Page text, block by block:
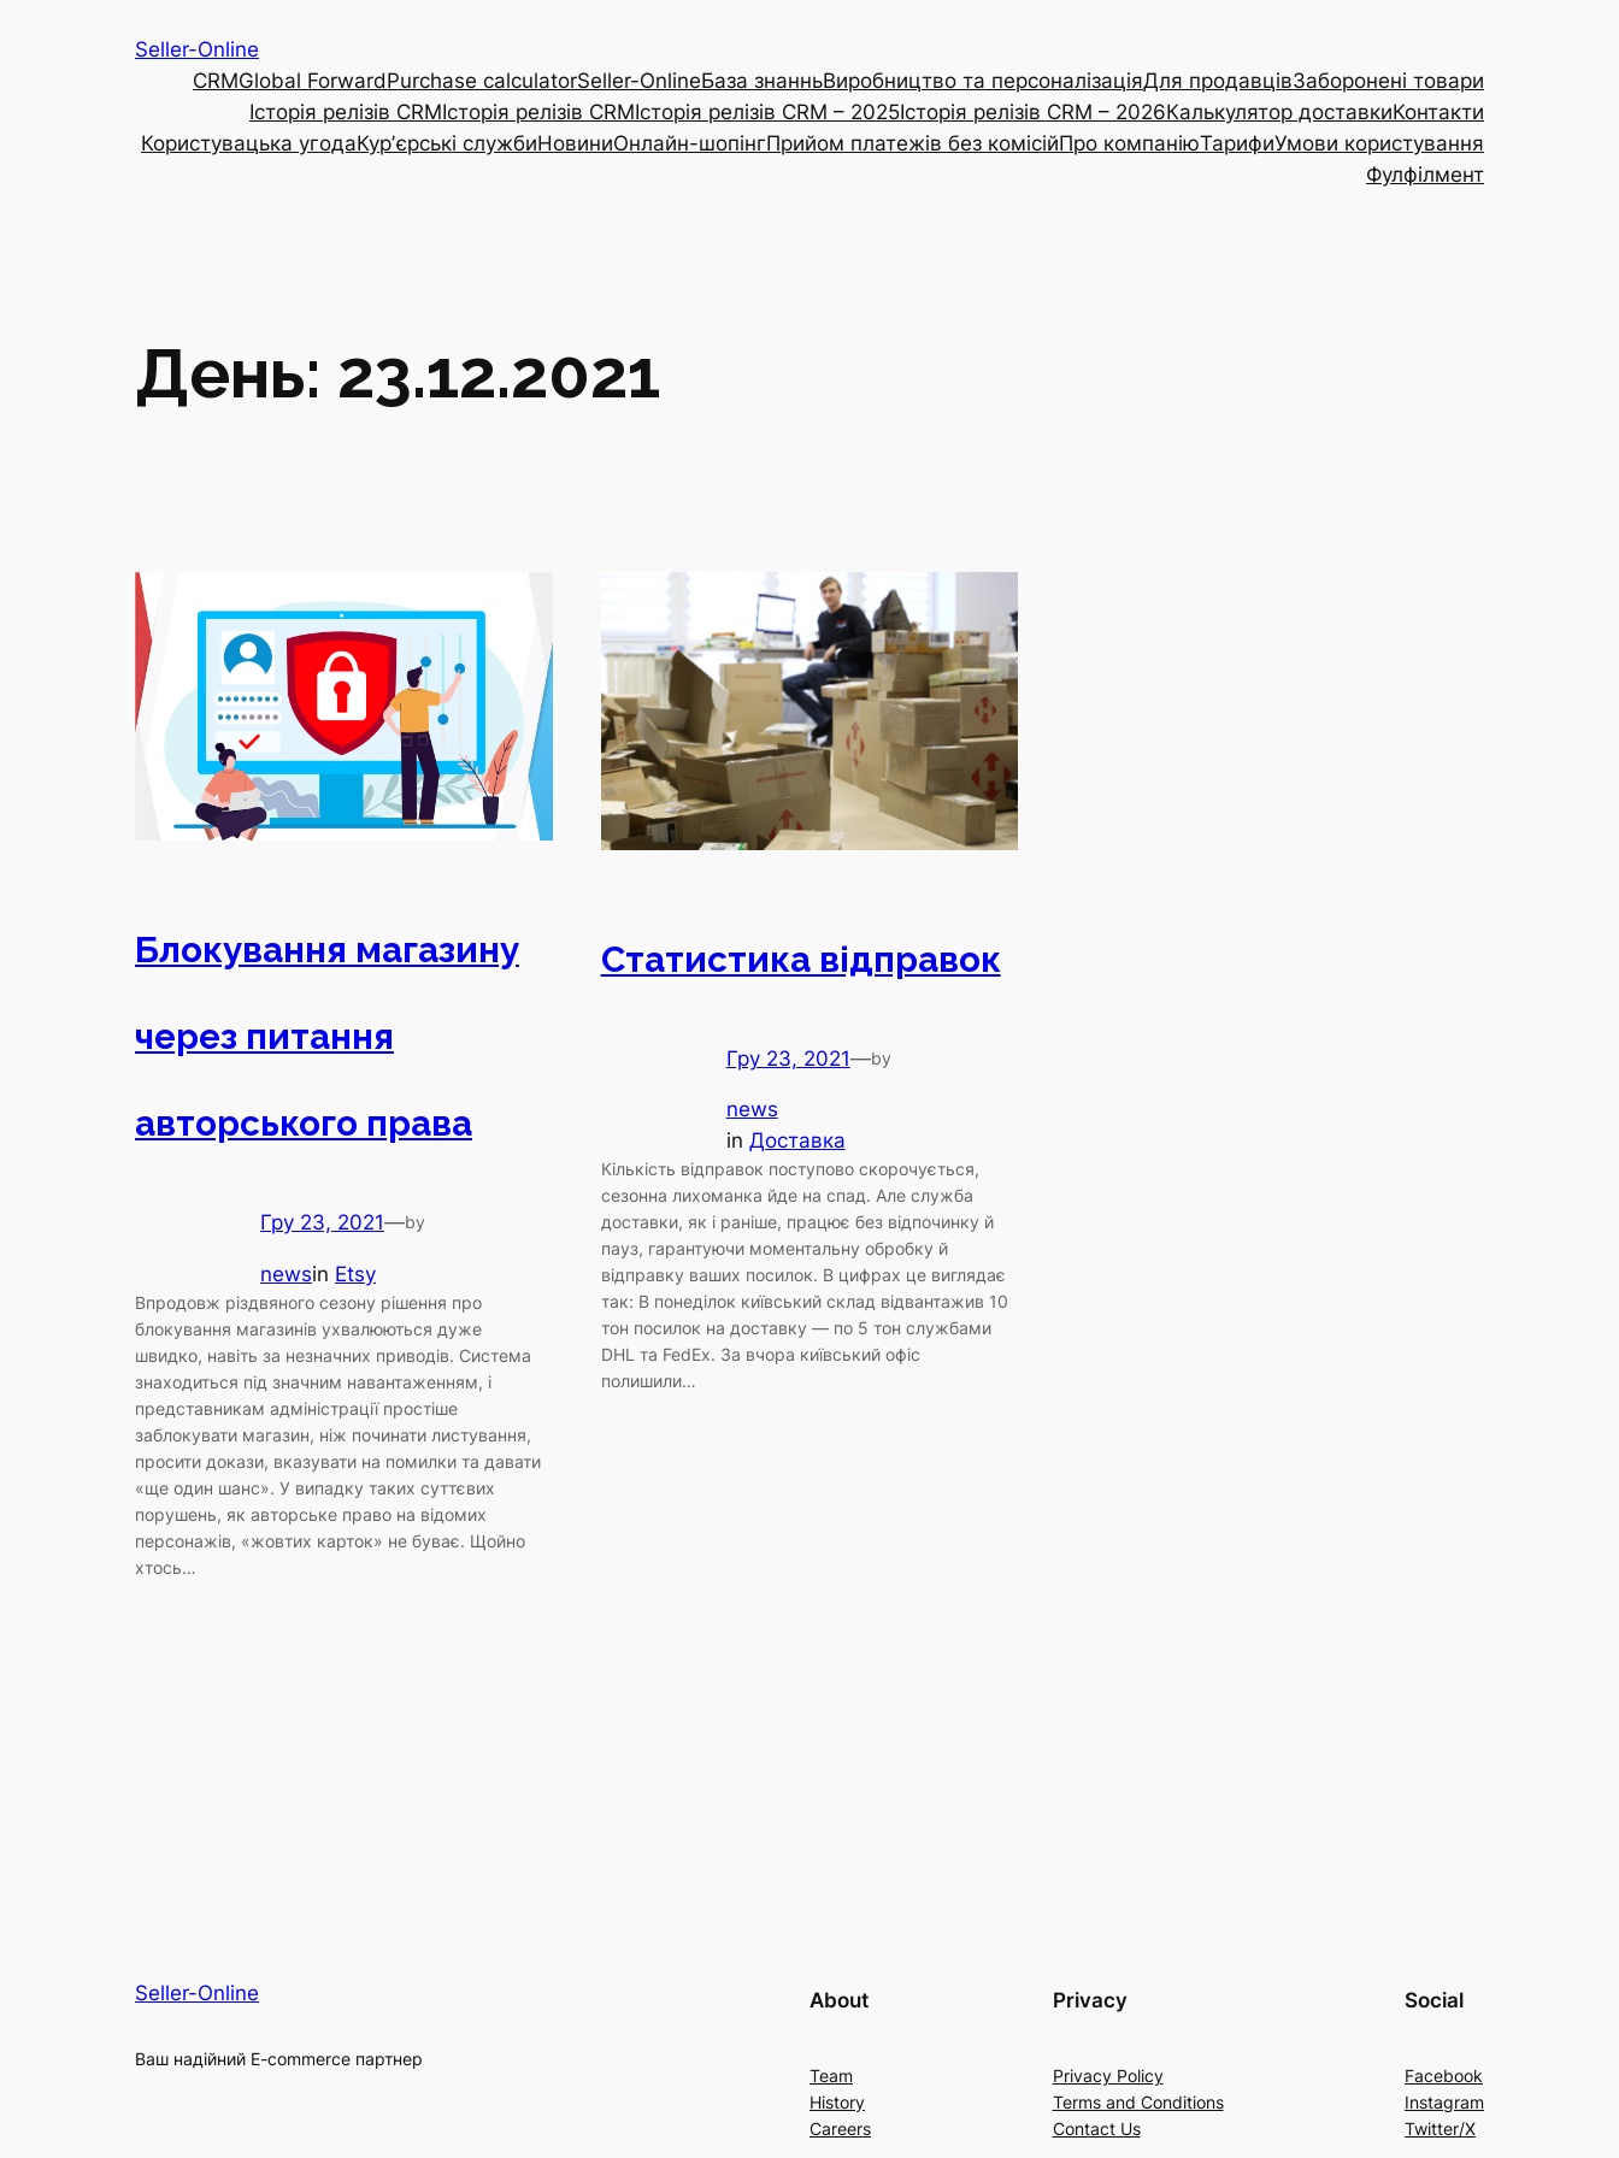
Seller-Online
CRMGlobal ForwardPurchase calculatorSeller-OnlineБаза знанньВиробництво та персоналізаціяДля продавцівЗаборонені товари
Історія релізів CRMІсторія релізів CRMІсторія релізів CRM – 2025Історія релізів CRM – 2026Калькулятор доставкиКонтакти
Користувацька угодаКурʼєрські службиНовиниОнлайн-шопінгПрийом платежів без комісійПро компаніюТарифиУмови користування
Фулфілмент
День: 23.12.2021
Блокування магазину
через питання
авторського права
Гру 23, 2021—by
newsin Etsy
Впродовж різдвяного сезону рішення про
блокування магазинів ухвалюються дуже
швидко, навіть за незначних приводів. Система
знаходиться під значним навантаженням, і
представникам адміністрації простіше
заблокувати магазин, ніж починати листування,
просити докази, вказувати на помилки та давати
«ще один шанс». У випадку таких суттєвих
порушень, як авторське право на відомих
персонажів, «жовтих карток» не буває. Щойно
хтось…
Статистика відправок
Гру 23, 2021—by
news
in Доставка
Кількість відправок поступово скорочується,
сезонна лихоманка йде на спад. Але служба
доставки, як і раніше, працює без відпочинку й
пауз, гарантуючи моментальну обробку й
відправку ваших посилок. В цифрах це виглядає
так: В понеділок київський склад відвантажив 10
тон посилок на доставку — по 5 тон службами
DHL та FedEx. За вчора київський офіс
полишили…
Seller-Online
Ваш надійний E-commerce партнер
About
Team
History
Careers
Privacy
Privacy Policy
Terms and Conditions
Contact Us
Social
Facebook
Instagram
Twitter/X